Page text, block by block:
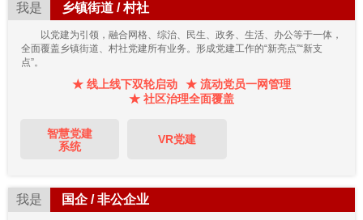
我是 乡镇街道 / 村社
以党建为引领，融合网格、综治、民生、政务、生活、办公等于一体，
全面覆盖乡镇街道、村社党建所有业务。形成党建工作的“新亮点”“新支
点”。
★ 线上线下双轮启动
★ 流动党员一网管理
★ 社区治理全面覆盖
智慧党建
系统
VR党建
我是 国企 / 非公企业